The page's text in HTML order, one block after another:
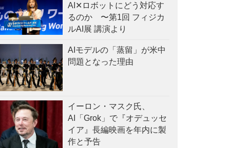
AI✕ロボットにどう対応す
るのか 〜第1回 フィジカ
ルAI展 講演より
AIモデルの「蒸留」が米中
問題となった理由
イーロン・マスク氏、
AI「Grok」で『オデュッセ
イア』長編映画を年内に製
作と予告